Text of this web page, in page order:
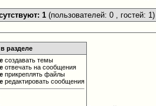
1 (пользователей: 0 , гостей: 1)
разделе
создавать темы
отвечать на сообщения
прикреплять файлы
редактировать сообщения